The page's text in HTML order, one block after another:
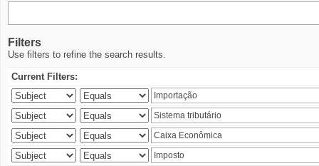
Filters
Use filters to refine the search results.
Current Filters: